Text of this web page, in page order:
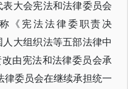
大会宪法和法律委员会
《宪法法律委职责决
大组织法等五部法律中
由宪法和法律委员会承
律委员会在继续承担统一